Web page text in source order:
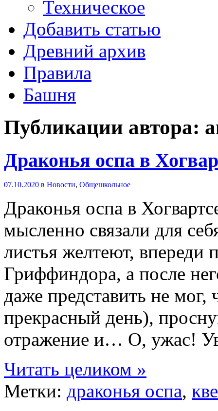
Техническое
Добавить статью
Древний архив
Правила
Башня
Публикации автора:
Драконья оспа в
07.10.2020 в Новости, Общешкольное
Драконья оспа в
мысленно связали для
листья желтеют, впереди
Гриффиндора, а после
даже представить не
прекрасный день),
отражение и… О, ужас!
Читать целиком »
Метки: драконья оспа,